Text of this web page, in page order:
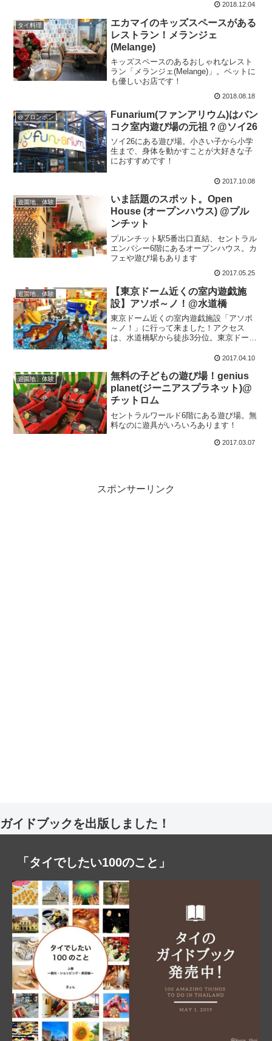
2018.12.04
タイ料理
エカマイのキッズスペースがある
レストラン！メランジェ
(Melange)
キッズスペースのあるおしゃれなレスト
ラン「メランジェ(Melange)」。ペットに
も優しいお店です！
2018.08.18
@プロンポン
Funarium(ファンアリウム)はバン
コク室内遊び場の元祖？@ソイ26
ソイ26にある遊び場。小さい子から小学
生まで、身体を動かすことが大好きな子
におすすめです！
2017.10.08
遊園地、体験
いま話題のスポット。Open
House (オープンハウス) @プル
ンチット
プルンチット駅5番出口直結、セントラル
エンバシー6階にあるオープンハウス。カ
フェや遊び場もあります
2017.05.25
遊園地、体験
【東京ドーム近くの室内遊戯施
設】アソボ～ノ！@水道橋
東京ドーム近くの室内遊戯施設「アソボ
～ノ！」に行って来ました！アクセス
は、水道橋駅から徒歩3分位。東京ドーム
Google Map参照)わざわざホームページに
う案内ページ...
2017.04.10
遊園地、体験
無料の子どもの遊び場！genius
planet(ジーニアスプラネット)@
チットロム
セントラルワールド6階にある遊び場。無
料なのに遊具がいろいろあります！
2017.03.07
スポンサーリンク
ガイドブックを出版しました！
「タイでしたい100のこと」